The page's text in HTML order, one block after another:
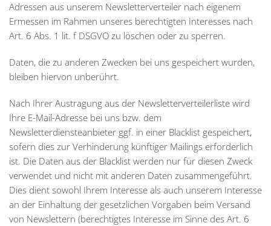
Adressen aus unserem Newsletterverteiler nach eigenem
Ermessen im Rahmen unseres berechtigten Interesses nach
Art. 6 Abs. 1 lit. f DSGVO zu löschen oder zu sperren.
Daten, die zu anderen Zwecken bei uns gespeichert wurden,
bleiben hiervon unberührt.
Nach Ihrer Austragung aus der Newsletterverteilerliste wird
Ihre E-Mail-Adresse bei uns bzw. dem
Newsletterdiensteanbieter ggf. in einer Blacklist gespeichert,
sofern dies zur Verhinderung künftiger Mailings erforderlich
ist. Die Daten aus der Blacklist werden nur für diesen Zweck
verwendet und nicht mit anderen Daten zusammengeführt.
Dies dient sowohl Ihrem Interesse als auch unserem Interesse
an der Einhaltung der gesetzlichen Vorgaben beim Versand
von Newslettern (berechtigtes Interesse im Sinne des Art. 6